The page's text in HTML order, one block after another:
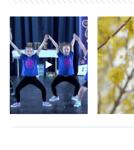
Mordái
lesz a
parton
KULTÚRA